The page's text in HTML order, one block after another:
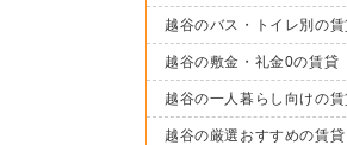
越谷のバス・トイレ別の賃
越谷の敷金・礼金0の賃貸
越谷の一人暮らし向けの賃
越谷の厳選おすすめの賃貸